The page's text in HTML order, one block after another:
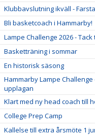
Klubbavslutning ikväll -
Bli basketcoach i Hammarby!
Lampe Challenge 2026 -
Basketträning i sommar
En historisk säsong
Hammarby Lampe Challenge
upplagan
Klart med ny head coach till
College Prep Camp
Kallelse till extra årsmöte 1